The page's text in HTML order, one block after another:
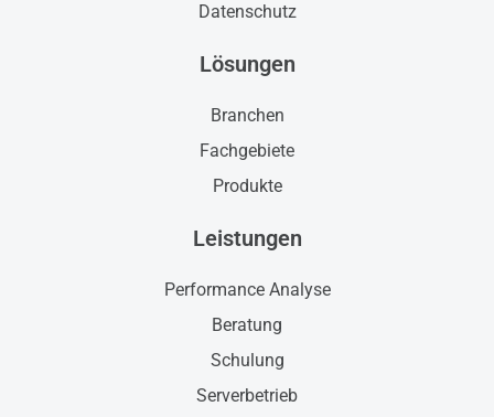
Datenschutz
Lösungen
Branchen
Fachgebiete
Produkte
Leistungen
Performance Analyse
Beratung
Schulung
Serverbetrieb